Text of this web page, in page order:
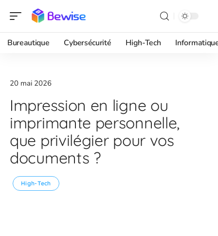
Bureautique Cybersécurité High-Tech
20 mai 2026
Impression en ligne ou
imprimante personnelle,
que privilégier pour vos
documents ?
High-Tech